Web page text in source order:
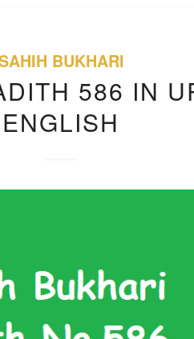
BUKHARI
586 IN
ENGLISH